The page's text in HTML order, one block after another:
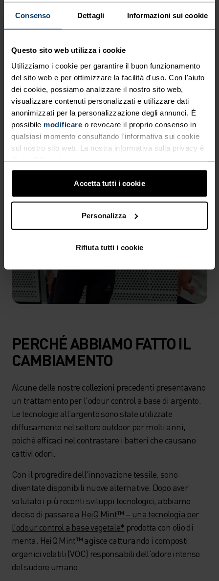
Consenso Dettagli Informazioni sui cookie
Questo sito web utilizza i cookie
Utilizziamo i cookie per garantire il buon funzionamento
del sito web e per ottimizzare la facilità d'uso. Con l'aiuto
dei cookie, possiamo analizzare il nostro sito web,
visualizzare contenuti personalizzati e utilizzare dati
anonimizzati per la personalizzazione degli annunci. È
possibile modificare o revocare il proprio consenso in
qualsiasi momento consultando l'informativa sui cookie
sul nostro sito web. La nostra informativa sulla privacy è
Accetta tutti i cookie
Personalizza
Rifiuta tutti i cookie
anche la vita più semplice quando si viaggia, si fa
escursionismo o semplicemente si indossa di più
ABBIGLIAMENTO CON HEIQ MINT
PERCHÉ ABBIAMO FATTO IL
CAMBIAMENTO
Alcune delle nostre collezioni precedenti presentavano
un trattamento per l'odour control a base di argento.
Le tecnologie all'argento sono state utilizzate
diffusamente nel settore outdoor per molti anni,
poiché efficaci nel contrastare i batteri che causano
cattivi odori.
Con il progredire dell'innovazione tessile, sono
diventate disponibili nuove alternative. Dopo aver
valutato i più recenti sviluppi tecnologici, abbiamo
deciso di passare a HeiQ Mint™ – una tecnologia per
l'odour control a base vegetale* prodotta con olio di
menta. HeiQ Mint™ agisce catturando i composti
organici volatili (VOC) responsabili dell'odore intenso
del sudore umano.